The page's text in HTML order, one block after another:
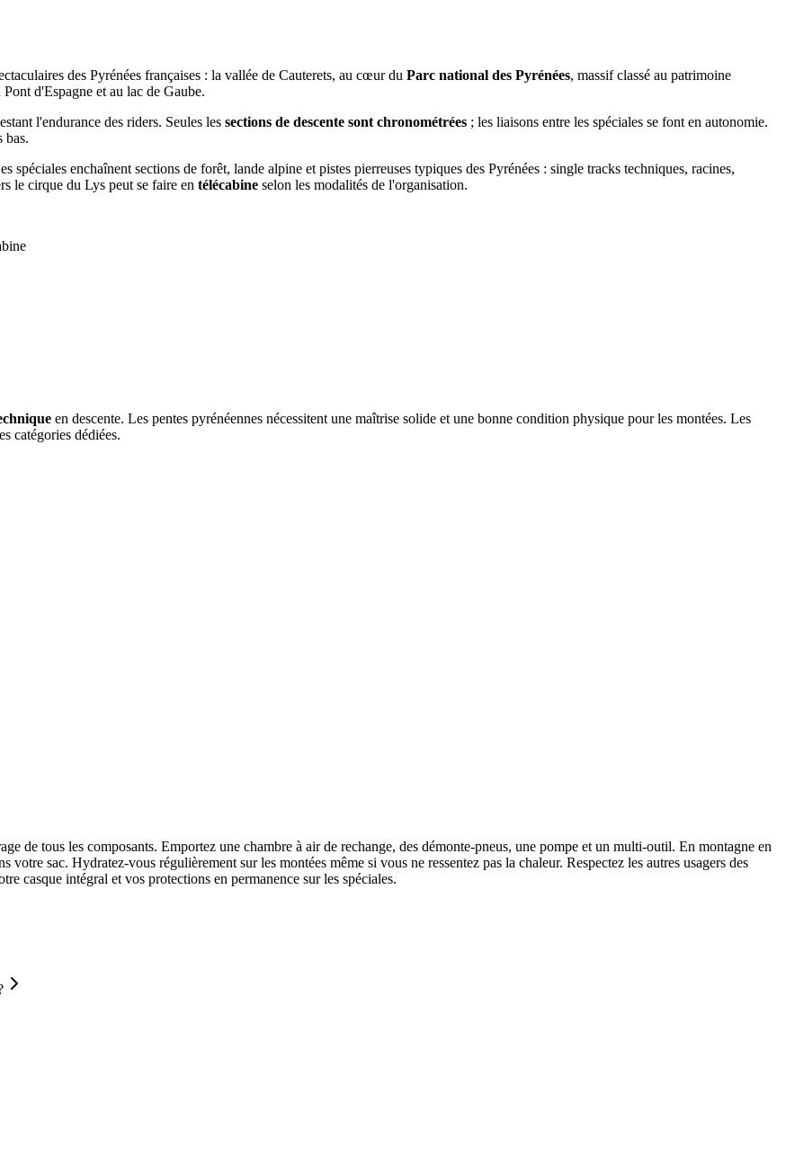
des Pyrénées françaises : la vallée de Cauterets, au cœur du Parc national des Pyrénées, massif classé au patrimoine
Pont d'Espagne et au lac de Gaube.
l'endurance des riders. Seules les sections de descente sont chronométrées ; les liaisons entre les spéciales se font en autonomie.
bas.
spéciales enchaînent sections de forêt, lande alpine et pistes pierreuses typiques des Pyrénées : single tracks techniques, racines,
le cirque du Lys peut se faire en télécabine selon les modalités de l'organisation.
en descente. Les pentes pyrénéennes nécessitent une maîtrise solide et une bonne condition physique pour les montées. Les
catégories dédiées.
de tous les composants. Emportez une chambre à air de rechange, des démonte-pneus, une pompe et un multi-outil. En montagne en
sac. Hydratez-vous régulièrement sur les montées même si vous ne ressentez pas la chaleur. Respectez les autres usagers des
casque intégral et vos protections en permanence sur les spéciales.